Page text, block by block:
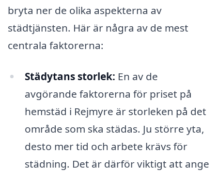
bryta ner de olika aspekterna av
städtjänsten. Här är några av de mest
centrala faktorerna:
Städytans storlek: En av de
avgörande faktorerna för priset på
hemstäd i Rejmyre är storleken på det
område som ska städas. Ju större yta,
desto mer tid och arbete krävs för
städning. Det är därför viktigt att ange